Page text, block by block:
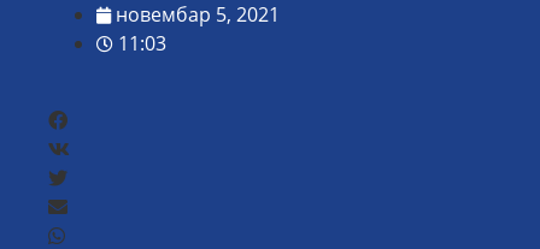
новембар 5, 2021
11:03